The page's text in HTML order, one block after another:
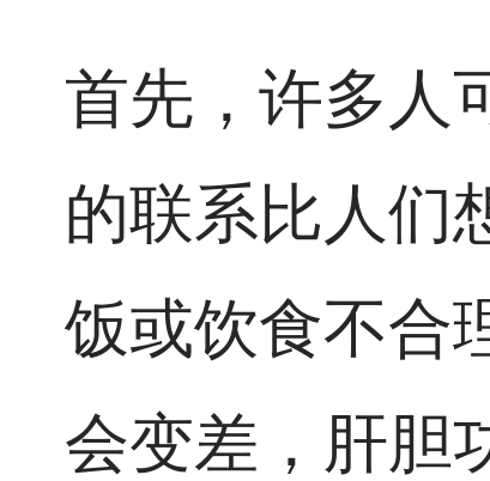
首先，许多人
的联系比人们
饭或饮食不合
会变差，肝胆